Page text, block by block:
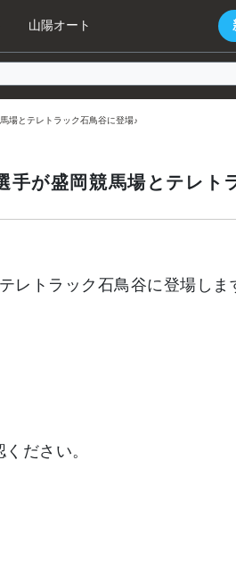
山陽オート
場とテレトラック石鳥谷に登場♪
手が盛岡競馬場とテレト
レトラック石鳥谷に登場し
ださい。